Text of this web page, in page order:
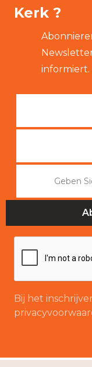
Kerk ?
informiert.
Bij het